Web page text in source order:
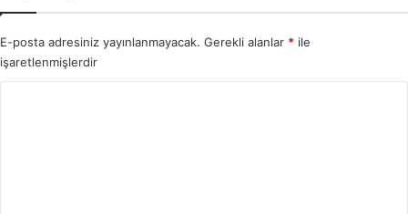
E-posta adresiniz yayınlanmayacak. Gerekli alanlar * ile
işaretlenmişlerdir